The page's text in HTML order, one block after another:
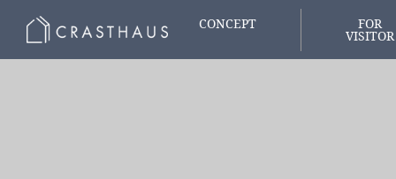
CONCEPT
FOR
VISITOR
はじめての